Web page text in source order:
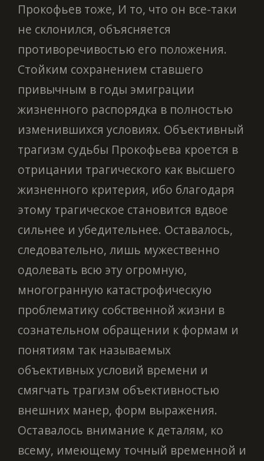
Прокофьев тоже, И то, что он все-таки
не склонился, объясняется
противоречивостью его положения.
Стойким сохранением ставшего
привычным в годы эмиграции
жизненного распорядка в полностью
изменившихся условиях. Объективный
трагизм судьбы Прокофьева кроется в
отрицании трагического как высшего
жизненного критерия, ибо благодаря
этому трагическое становится вдвое
сильнее и убедительнее. Оставалось,
следовательно, лишь мужественно
одолевать всю эту огромную,
многогранную катастрофическую
проблематику собственной жизни в
сознательном обращении к формам и
понятиям так называемых
объективных условий времени и
смягчать трагизм объективностью
внешних манер, форм выражения.
Оставалось внимание к деталям, ко
всему, имеющему точный временной и